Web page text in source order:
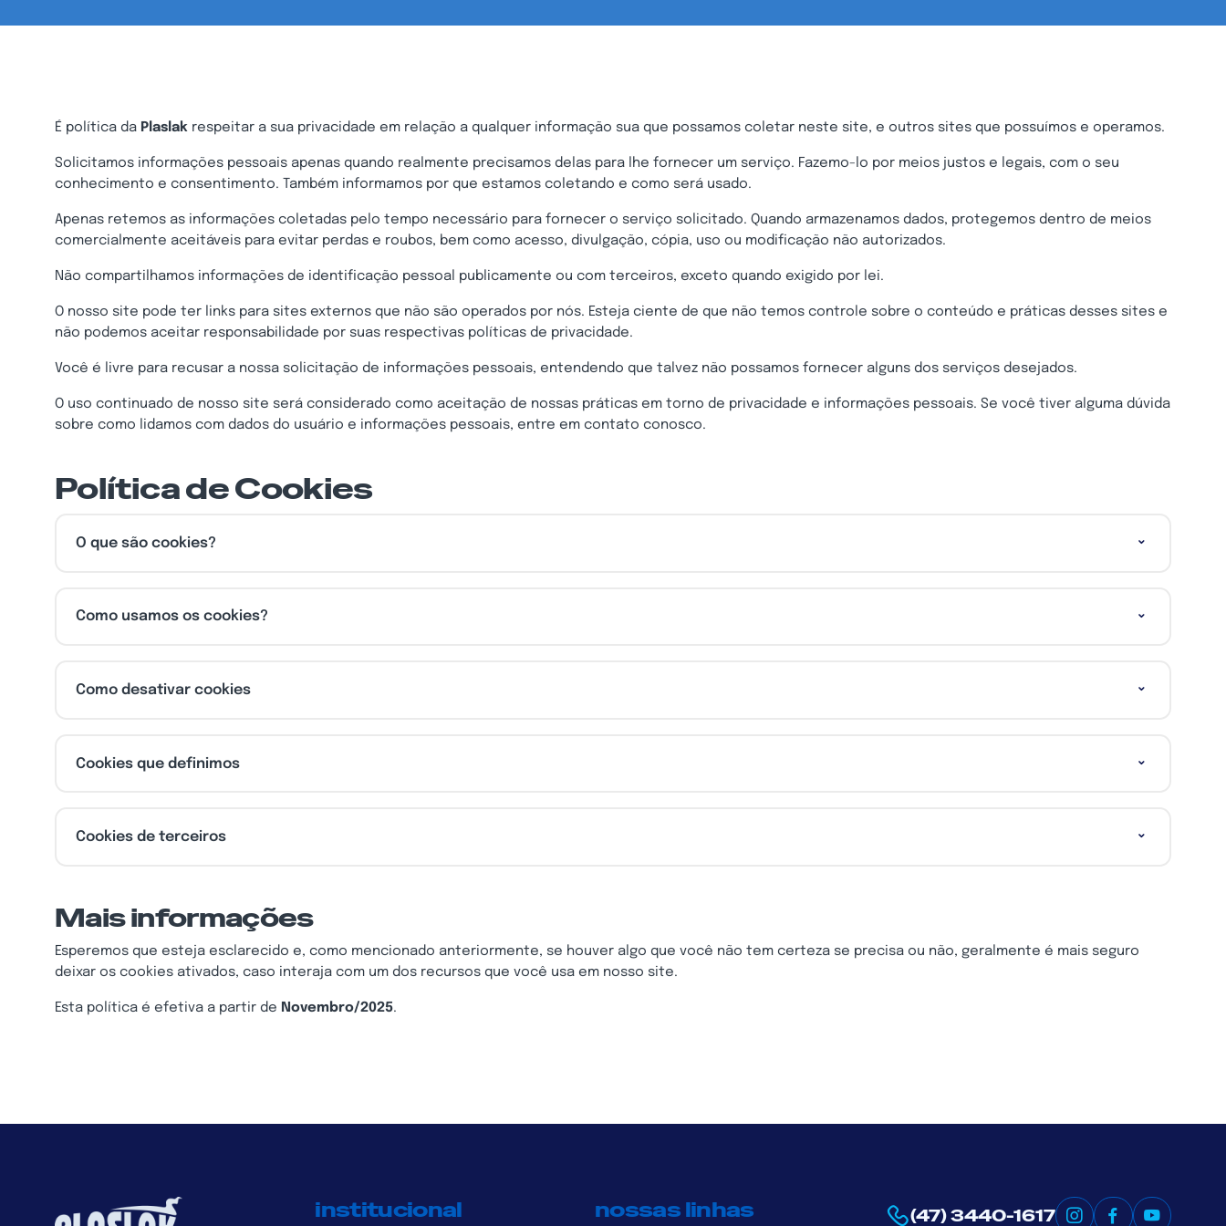
É política da Plaslak respeitar a sua privacidade em relação a qualquer informação sua que possamos coletar neste site, e outros sites que possuímos e operamos.
Solicitamos informações pessoais apenas quando realmente precisamos delas para lhe fornecer um serviço. Fazemo-lo por meios justos e legais, com o seu
conhecimento e consentimento. Também informamos por que estamos coletando e como será usado.
Apenas retemos as informações coletadas pelo tempo necessário para fornecer o serviço solicitado. Quando armazenamos dados, protegemos dentro de meios
comercialmente aceitáveis ​​para evitar perdas e roubos, bem como acesso, divulgação, cópia, uso ou modificação não autorizados.
Não compartilhamos informações de identificação pessoal publicamente ou com terceiros, exceto quando exigido por lei.
O nosso site pode ter links para sites externos que não são operados por nós. Esteja ciente de que não temos controle sobre o conteúdo e práticas desses sites e
não podemos aceitar responsabilidade por suas respectivas políticas de privacidade.
Você é livre para recusar a nossa solicitação de informações pessoais, entendendo que talvez não possamos fornecer alguns dos serviços desejados.
O uso continuado de nosso site será considerado como aceitação de nossas práticas em torno de privacidade e informações pessoais. Se você tiver alguma dúvida
sobre como lidamos com dados do usuário e informações pessoais, entre em contato conosco.
Política de Cookies
O que são cookies?
Como usamos os cookies?
Como desativar cookies
Cookies que definimos
Cookies de terceiros
Mais informações
Esperemos que esteja esclarecido e, como mencionado anteriormente, se houver algo que você não tem certeza se precisa ou não, geralmente é mais seguro
deixar os cookies ativados, caso interaja com um dos recursos que você usa em nosso site.
Esta política é efetiva a partir de Novembro/2025.
institucional nossas linhas (47) 3440-1617